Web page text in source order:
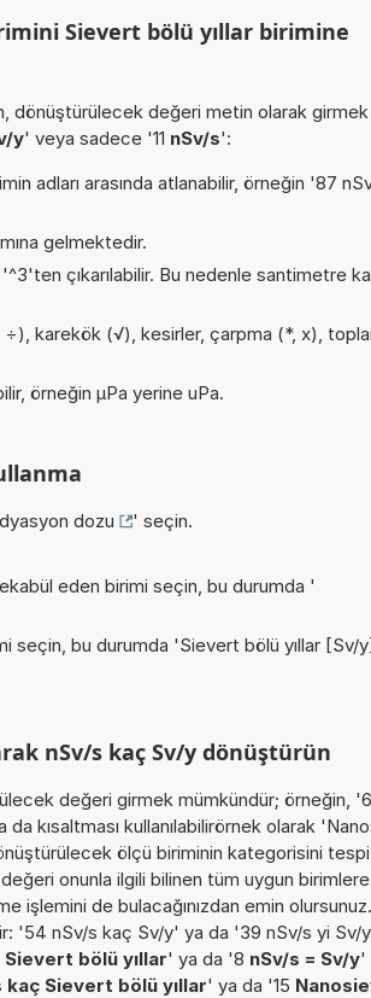
Sievert bölü yıllar birimine
dönüştürülecek değeri metin olarak girmek
y' veya sadece '11 nSv/s':
adları arasında atlanabilir, örneğin '87
gelmektedir.
çıkarılabilir. Bu nedenle santimetre
karekök (√), kesirler, çarpma (*, x),
örneğin µPa yerine uPa.
dozu
' seçin.
eden birimi seçin, bu durumda '
seçin, bu durumda 'Sievert bölü yıllar [Sv/
nSv/s kaç Sv/y dönüştürün
değeri girmek mümkündür; örneğin,
kısaltması kullanılabilirörnek olarak
ölçü biriminin kategorisini
onunla ilgili bilinen tüm uygun birimlere
işlemini de bulacağınızdan emin olursunuz.
'54 nSv/s kaç Sv/y' ya da '39 nSv/s yi Sv/
bölü yıllar' ya da '8 nSv/s = Sv/y'
kaç Sievert bölü yıllar' ya da '15